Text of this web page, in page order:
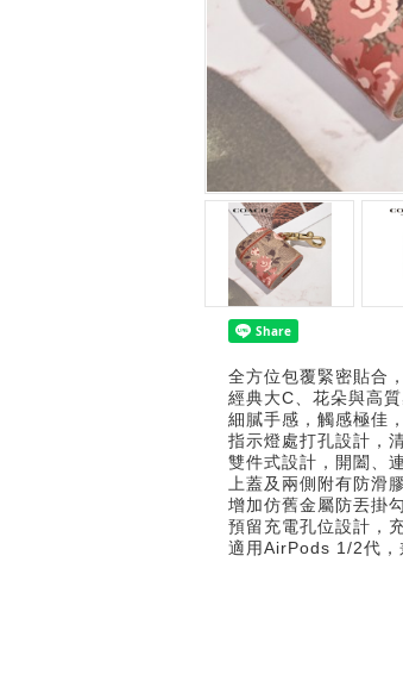
全方位包覆緊密貼合
經典大C、花朵與高
細膩手感，觸感極佳
指示燈處打孔設計，
雙件式設計，開闔、
上蓋及兩側附有防滑
增加仿舊金屬防丟掛
預留充電孔位設計，
適用AirPods 1/2代，